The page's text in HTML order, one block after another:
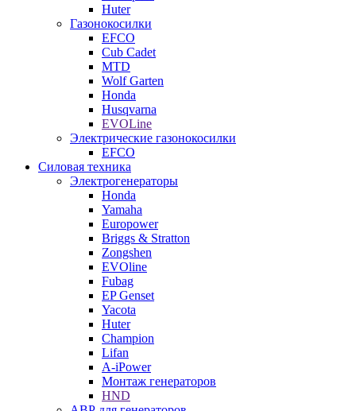
Huter
Газонокосилки
EFCO
Cub Cadet
MTD
Wolf Garten
Honda
Husqvarna
EVOLine
Электрические газонокосилки
EFCO
Силовая техника
Электрогенераторы
Honda
Yamaha
Europower
Briggs & Stratton
Zongshen
EVOline
Fubag
EP Genset
Yacota
Huter
Champion
Lifan
A-iPower
Монтаж генераторов
HND